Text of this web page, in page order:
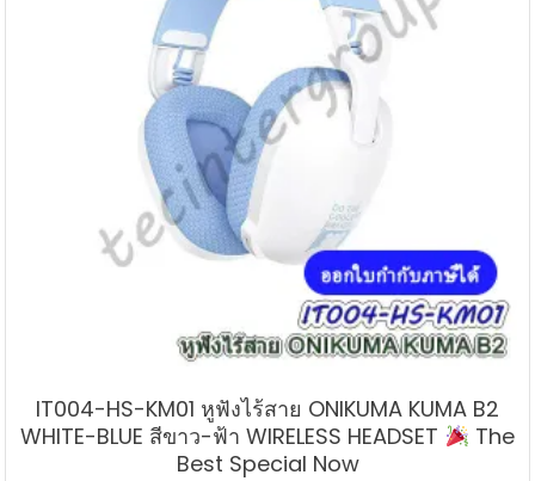
IT004-HS-KM01 หูฟังไร้สาย ONIKUMA KUMA B2
WHITE-BLUE สีขาว-ฟ้า WIRELESS HEADSET
The
Best Special Now